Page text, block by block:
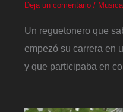
Deja un comentario / Musical
Un reguetonero que
empezó su carrera en
y que participaba en